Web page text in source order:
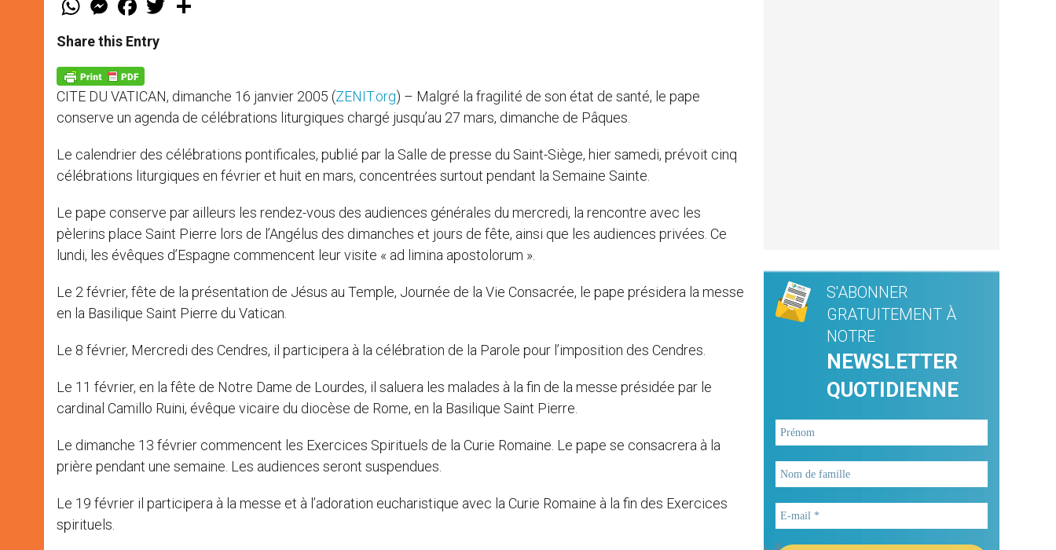
t
s
p
p
e
s
e
g
e
r
a
e
b
k
w
Share this Entry
CITE DU VATICAN, dimanche 16 janvier 2005 (ZENIT.org) – Malgré la fragilité de son état de santé, le pape
conserve un agenda de célébrations liturgiques chargé jusqu’au 27 mars, dimanche de Pâques.
Le calendrier des célébrations pontificales, publié par la Salle de presse du Saint-Siège, hier samedi, prévoit cinq
célébrations liturgiques en février et huit en mars, concentrées surtout pendant la Semaine Sainte.
Le pape conserve par ailleurs les rendez-vous des audiences générales du mercredi, la rencontre avec les
pèlerins place Saint Pierre lors de l’Angélus des dimanches et jours de fête, ainsi que les audiences privées. Ce
lundi, les évêques d’Espagne commencent leur visite « ad limina apostolorum ».
Le 2 février, fête de la présentation de Jésus au Temple, Journée de la Vie Consacrée, le pape présidera la messe
en la Basilique Saint Pierre du Vatican.
Le 8 février, Mercredi des Cendres, il participera à la célébration de la Parole pour l’imposition des Cendres.
Le 11 février, en la fête de Notre Dame de Lourdes, il saluera les malades à la fin de la messe présidée par le
cardinal Camillo Ruini, évêque vicaire du diocèse de Rome, en la Basilique Saint Pierre.
Le dimanche 13 février commencent les Exercices Spirituels de la Curie Romaine. Le pape se consacrera à la
prière pendant une semaine. Les audiences seront suspendues.
Le 19 février il participera à la messe et à l’adoration eucharistique avec la Curie Romaine à la fin des Exercices
spirituels.
S'ABONNER
GRATUITEMENT À
NOTRE
NEWSLETTER
QUOTIDIENNE